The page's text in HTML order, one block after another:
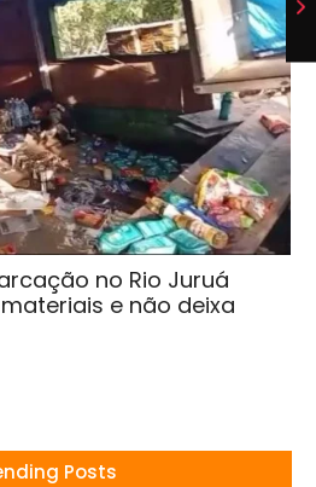
no Rio Juruá
e não deixa
Posts